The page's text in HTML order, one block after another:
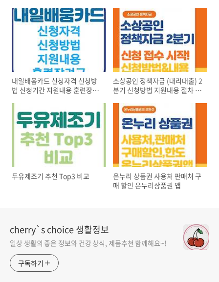
내일배움카드 신청자격 신청방
법 신청기간 지원내용 훈련장려
소상공인 정책자금 (대리대출) 2
분기 신청방법 지원내용 절차 서
두유제조기 추천 Top3 비교
온누리 상품권 사용처 판매처 구
매 할인 온누리상품권 앱
cherry`s choice 생활정보
일상 생활의 좋은 정보와 건강 상식, 제품추천 함께해요~!
구독하기